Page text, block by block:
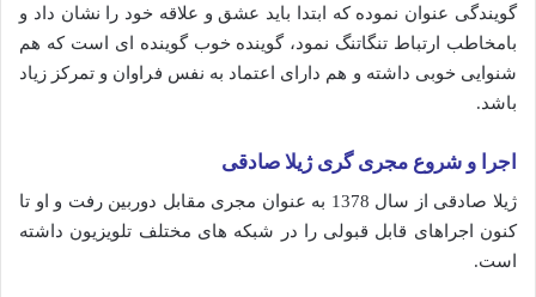
گویندگی عنوان نموده که ابتدا باید عشق و علاقه خود را نشان داد و
بامخاطب ارتباط تنگاتنگ نمود، گوینده خوب گوینده ای است که هم
شنوایی خوبی داشته و هم دارای اعتماد به نفس فراوان و تمرکز زیاد
باشد.
اجرا و شروع مجری گری ژیلا صادقی
ژیلا صادقی از سال 1378 به عنوان مجری مقابل دوربین رفت و او تا
کنون اجراهای قابل قبولی را در شبکه های مختلف تلویزیون داشته
است.